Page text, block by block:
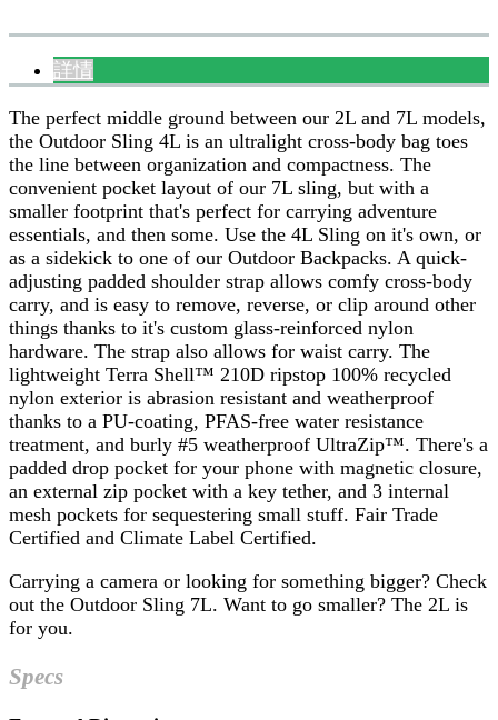
詳情
The perfect middle ground between our 2L and 7L models,
the Outdoor Sling 4L is an ultralight cross-body bag toes
the line between organization and compactness. The
convenient pocket layout of our 7L sling, but with a
smaller footprint that's perfect for carrying adventure
essentials, and then some. Use the 4L Sling on it's own, or
as a sidekick to one of our Outdoor Backpacks. A quick-
adjusting padded shoulder strap allows comfy cross-body
carry, and is easy to remove, reverse, or clip around other
things thanks to it's custom glass-reinforced nylon
hardware. The strap also allows for waist carry. The
lightweight Terra Shell™ 210D ripstop 100% recycled
nylon exterior is abrasion resistant and weatherproof
thanks to a PU-coating, PFAS-free water resistance
treatment, and burly #5 weatherproof UltraZip™. There's a
padded drop pocket for your phone with magnetic closure,
an external zip pocket with a key tether, and 3 internal
mesh pockets for sequestering small stuff. Fair Trade
Certified and Climate Label Certified.
Carrying a camera or looking for something bigger? Check
out the Outdoor Sling 7L. Want to go smaller? The 2L is
for you.
Specs